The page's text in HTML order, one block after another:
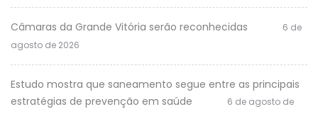
Câmaras da Grande Vitória serão reconhecidas
6 de
agosto de 2026
Estudo mostra que saneamento segue entre as principais
estratégias de prevenção em saúde
6 de agosto de